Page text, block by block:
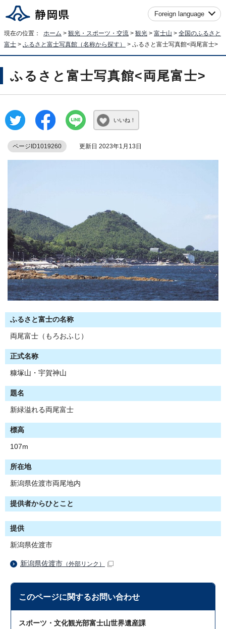
Foreign language
現在の位置： ホーム > 観光・スポーツ・交流 > 観光 > 富士山 > 全国のふるさと
富士 > ふるさと富士写真館（名称から探す） > ふるさと富士写真館<両尾富士>
ふるさと富士写真館<両尾富士>
いいね！
ページID1019260 更新日 2023年1月13日
ふるさと富士の名称
両尾富士（もろおふじ）
正式名称
糠塚山・宇賀神山
題名
新緑溢れる両尾富士
標高
107m
所在地
新潟県佐渡市両尾地内
提供者からひとこと
提供
新潟県佐渡市
新潟県佐渡市 （外部リンク）
このページに関するお問い合わせ
スポーツ・文化観光部富士山世界遺産課